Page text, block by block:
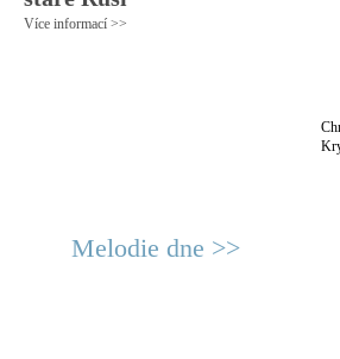
Více informací >>
Melodie dne >>